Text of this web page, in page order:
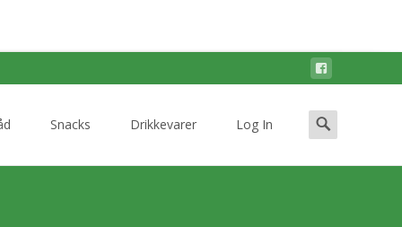
Snacks Drikkevarer Log In
Search
for: